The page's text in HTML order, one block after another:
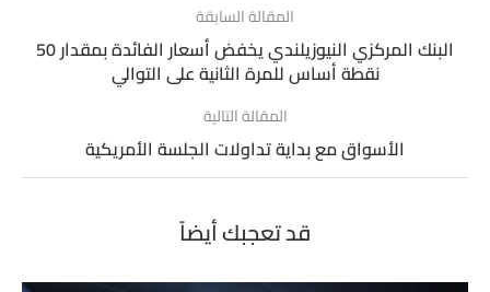
المقالة السابقة
البنك المركزي النيوزيلندي يخفض أسعار الفائدة بمقدار 50
نقطة أساس للمرة الثانية على التوالي
المقالة التالية
الأسواق مع بداية تداولات الجلسة الأمريكية
قد تعجبك أيضاً